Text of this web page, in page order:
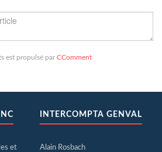
est propulsé par CComment
et
INTERCOMPTA GENVAL
Alain Rosbach